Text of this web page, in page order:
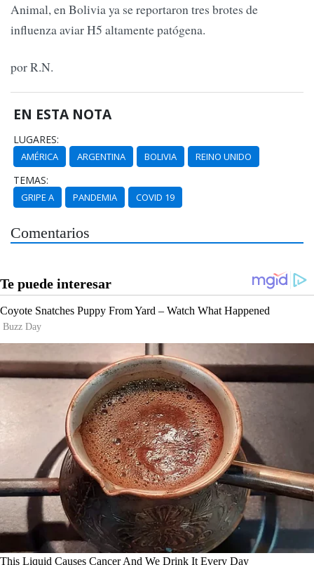
Animal, en Bolivia ya se reportaron tres brotes de
influenza aviar H5 altamente patógena.
por R.N.
EN ESTA NOTA
LUGARES:
AMÉRICA ARGENTINA BOLIVIA REINO UNIDO
TEMAS:
GRIPE A PANDEMIA COVID 19
Comentarios